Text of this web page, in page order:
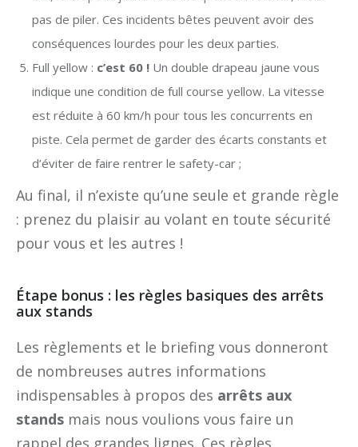
pas de piler. Ces incidents bêtes peuvent avoir des
conséquences lourdes pour les deux parties.
Full yellow : c’est 60 ! Un double drapeau jaune vous
indique une condition de full course yellow. La vitesse
est réduite à 60 km/h pour tous les concurrents en
piste. Cela permet de garder des écarts constants et
d’éviter de faire rentrer le safety-car ;
Au final, il n’existe qu’une seule et grande règle
: prenez du plaisir au volant en toute sécurité
pour vous et les autres !
Étape bonus : les règles basiques des arrêts
aux stands
Les règlements et le briefing vous donneront
de nombreuses autres informations
indispensables à propos des arrêts aux
stands mais nous voulions vous faire un